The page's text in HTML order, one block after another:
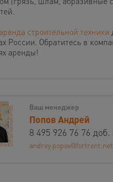
аренда строительной техники
России. Обратитесь в
аренды!
Ваш менеджер
Попов Андрей
8 495 926 76 76 доб.
andrey.popov@fortrent.net